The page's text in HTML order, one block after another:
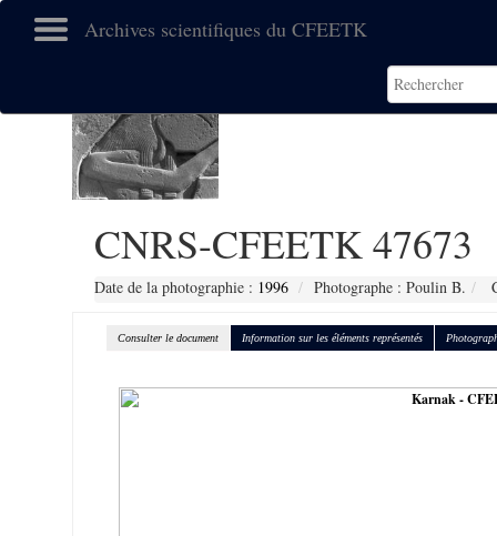
Archives scientifiques du CFEETK
CNRS-CFEETK 47673
Date de la photographie : 1996 Photographe : Poulin B.
Consulter le document Information sur les éléments représentés